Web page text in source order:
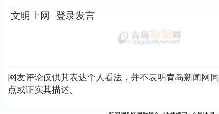
网友评论仅供其表达个人看法，并不表明青岛新闻网
点或证实其描述。